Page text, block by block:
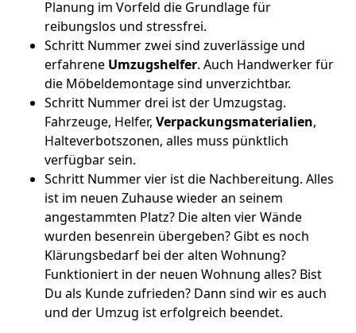
Planung im Vorfeld die Grundlage für
reibungslos und stressfrei.
Schritt Nummer zwei sind zuverlässige und
erfahrene Umzugshelfer. Auch Handwerker für
die Möbeldemontage sind unverzichtbar.
Schritt Nummer drei ist der Umzugstag.
Fahrzeuge, Helfer, Verpackungsmaterialien,
Halteverbotszonen, alles muss pünktlich
verfügbar sein.
Schritt Nummer vier ist die Nachbereitung. Alles
ist im neuen Zuhause wieder an seinem
angestammten Platz? Die alten vier Wände
wurden besenrein übergeben? Gibt es noch
Klärungsbedarf bei der alten Wohnung?
Funktioniert in der neuen Wohnung alles? Bist
Du als Kunde zufrieden? Dann sind wir es auch
und der Umzug ist erfolgreich beendet.